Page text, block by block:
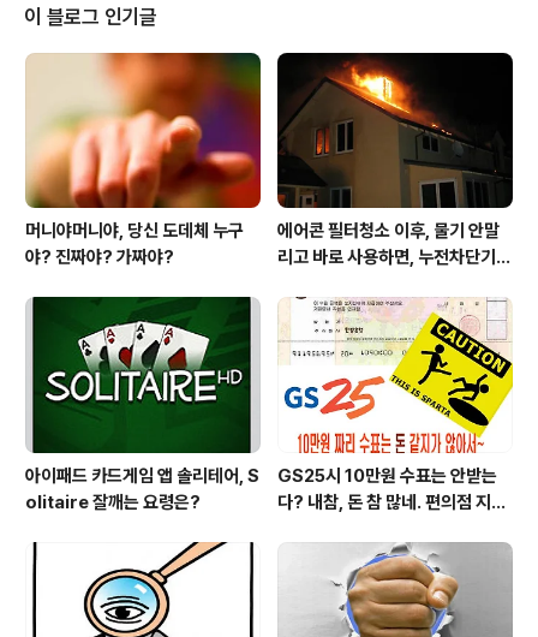
한 직군과 계층을 폭넓게 수용하여 동종사에서 부결난 분
들에게도 승인의 기회를 많이 가져다 준다는 전언입니다.
특히나 친애그룹의 경우 현재 몇몇 캐피탈사를 추가 인수
합병할 계획이 구체화 되고 있고 그렇게되면 업계 1,2위를
다투는 HK저축이나, SBI저축과 더불어 3파전 양상이 되
어 더욱 직장인 및 일반 급전 필요하신 많은 분들에..
이 블로그 인기글
머니야머니야, 당신 도데체 누구
야? 진짜야? 가짜야?
에어콘 필터청소 이후, 물기 안말
리고 바로 사용하면, 누전차단기
심!)
아이패드 카드게임 앱 솔리테어, S
olitaire 잘깨는 요령은?
GS25시 10만원 수표는 안받는
다? 내참, 돈 참 많네. 편의점 지에